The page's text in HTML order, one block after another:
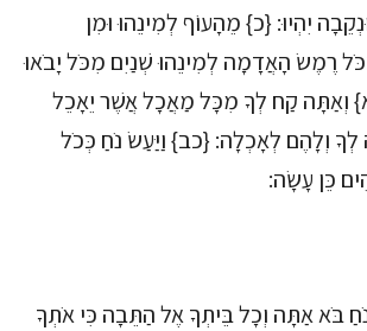
יִהְיוּ: {כ} מֵהָעוֹף לְמִינֵהוּ וּמִן
רֶמֶשׂ הָאֲדָמָה לְמִינֵהוּ שְׁנַיִם מִכֹּל יָבֹאוּ
וְאַתָּה קַח לְךָ מִכָּל מַאֲכָל אֲשֶׁר יֵאָכֵל
לְךָ וְלָהֶם לְאָכְלָה: {כב} וַיַּעַשׂ נֹחַ כְּכֹל
כֵּן עָשָׂה:
בֹּא אַתָּה וְכָל בֵּיתְךָ אֶל הַתֵּבָה כִּי אֹתְךָ